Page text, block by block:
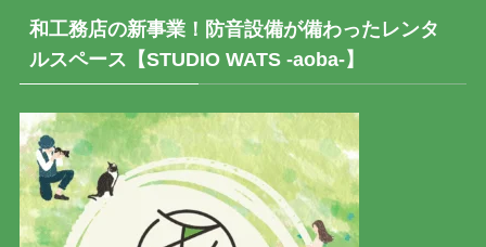
和工務店の新事業！防音設備が備わったレンタ
ルスペース【STUDIO WATS -aoba-】